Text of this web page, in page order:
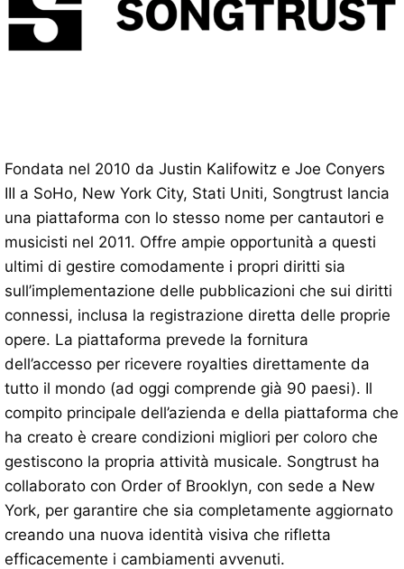
Fondata nel 2010 da Justin Kalifowitz e Joe Conyers
III a SoHo, New York City, Stati Uniti, Songtrust lancia
una piattaforma con lo stesso nome per cantautori e
musicisti nel 2011. Offre ampie opportunità a questi
ultimi di gestire comodamente i propri diritti sia
sull’implementazione delle pubblicazioni che sui diritti
connessi, inclusa la registrazione diretta delle proprie
opere. La piattaforma prevede la fornitura
dell’accesso per ricevere royalties direttamente da
tutto il mondo (ad oggi comprende già 90 paesi). Il
compito principale dell’azienda e della piattaforma che
ha creato è creare condizioni migliori per coloro che
gestiscono la propria attività musicale. Songtrust ha
collaborato con Order of Brooklyn, con sede a New
York, per garantire che sia completamente aggiornato
creando una nuova identità visiva che rifletta
efficacemente i cambiamenti avvenuti.